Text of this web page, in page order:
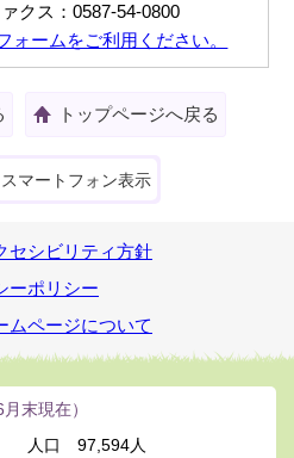
クス：0587-54-0800
ォームをご利用ください。
トップページへ戻る
スマートフォン表示
セシビリティ方針
ーポリシー
ムページについて
月末現在）
人口
97,594人